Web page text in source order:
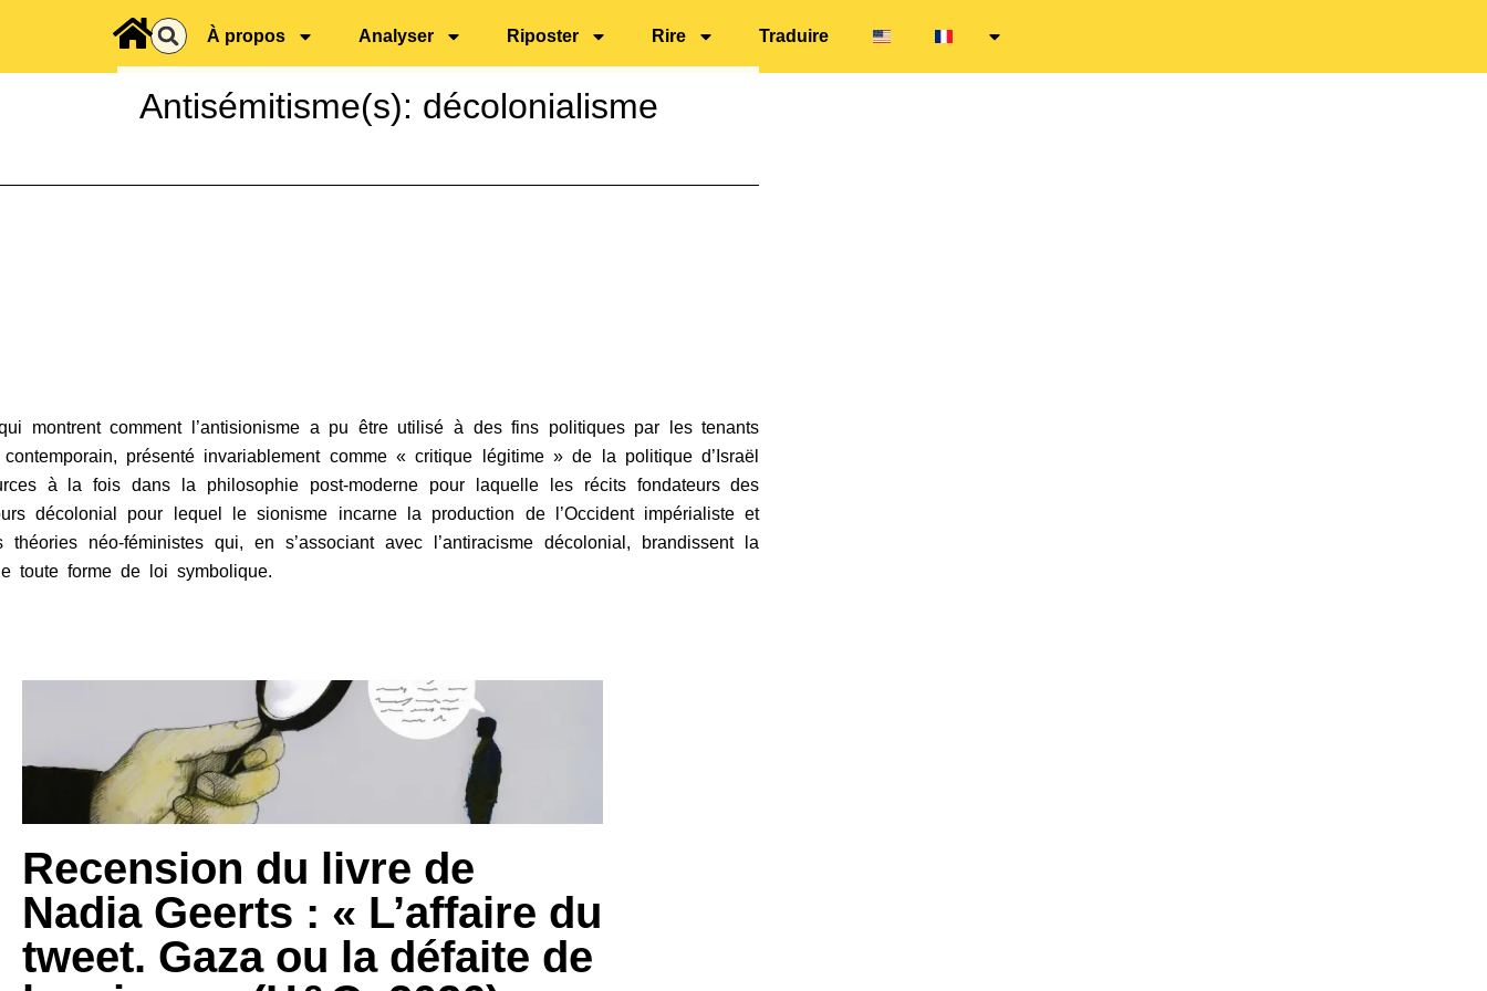
À propos Analyser Riposter Rire Traduire
Antisémitisme(s): décolonialisme
montrent comment l’antisionisme a pu être utilisé à des fins politiques par les tenants
présenté invariablement comme « critique légitime » de la politique d’Israël
à la fois dans la philosophie post-moderne pour laquelle les récits fondateurs des
décolonial pour lequel le sionisme incarne la production de l’Occident impérialiste et
néo-féministes qui, en s’associant avec l’antiracisme décolonial, brandissent la
toute forme de loi symbolique.
Recension du livre de
Nadia Geerts : « L’affaire du
tweet. Gaza ou la défaite de